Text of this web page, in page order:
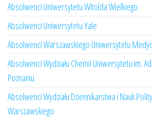
Absolwenci Uniwersytetu Witolda Wielkiego
Absolwenci Uniwersytetu Yale
Absolwenci Warszawskiego Uniwersytetu
Absolwenci Wydziału Chemii Uniwersytetu im.
Poznaniu
Absolwenci Wydziału Dziennikarstwa i Nauk
Warszawskiego